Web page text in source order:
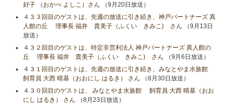
好子 （おかべ よしこ）さん （9月20日放送）
４３３回目のゲストは、先週の放送に引き続き、神戸パートナーズ 異
人館の丘 理事長 福井 貴美子（ふくい きみこ) さん （9月13日
放送）
４３２回目のゲストは、特定非営利法人 神戸パートナーズ 異人館の
丘 理事長 福井 貴美子（ふくい きみこ) さん （9月6日放送）
４３１回目のゲストは、先週の放送に引き続き、みなとやま水族館
飼育員 大西 晴基（おおにし はるき） さん （8月30日放送）
４３０回目のゲストは、 みなとやま水族館 飼育員 大西 晴基（おお
にし はるき） さん （8月23日放送）